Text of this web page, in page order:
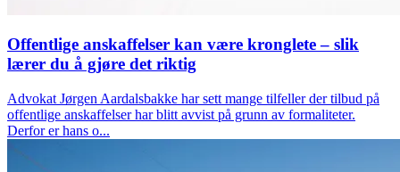
Offentlige anskaffelser kan være kronglete – slik
lærer du å gjøre det riktig
Advokat Jørgen Aardalsbakke har sett mange tilfeller der tilbud på
offentlige anskaffelser har blitt avvist på grunn av formaliteter.
Derfor er hans o...